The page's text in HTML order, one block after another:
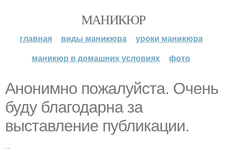
МАНИКЮР
главная виды маникюра
уроки маникюра
маникюр в домашних условиях
фото
Анонимно пожалуйста. Очень
буду благодарна за
выставление публикации.